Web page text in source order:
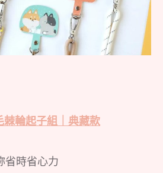
棘輪起子組｜典藏款
省時省心力